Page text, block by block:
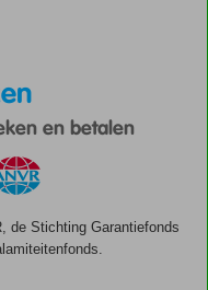
en betalen
de Stichting Garantiefonds